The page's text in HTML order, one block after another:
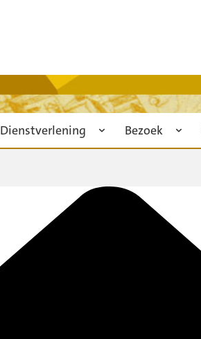
Dienstverlening Bezoek